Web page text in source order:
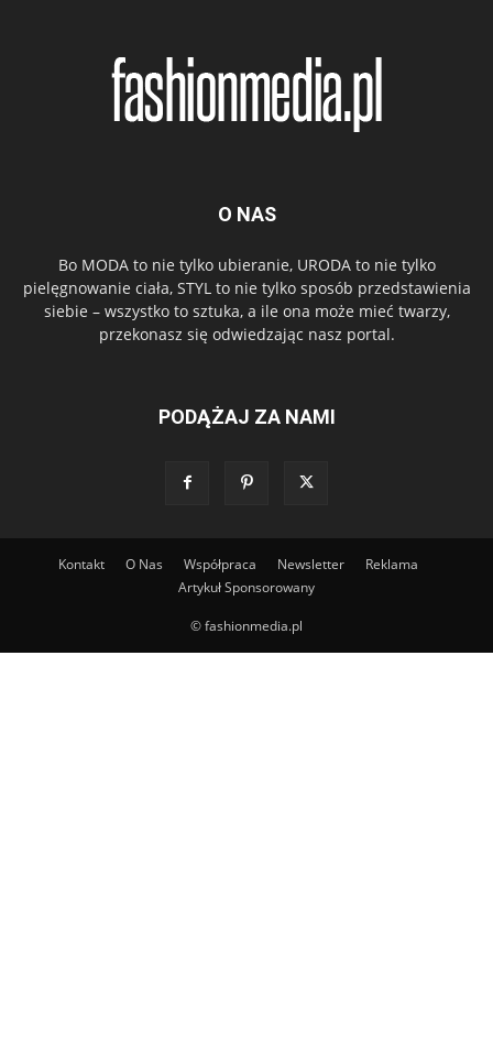
O NAS
Bo MODA to nie tylko ubieranie, URODA to nie tylko
pielęgnowanie ciała, STYL to nie tylko sposób przedstawienia
siebie – wszystko to sztuka, a ile ona może mieć twarzy,
przekonasz się odwiedzając nasz portal.
PODĄŻAJ ZA NAMI
Kontakt O Nas Współpraca Newsletter
Reklama
Artykuł Sponsorowany
© fashionmedia.pl